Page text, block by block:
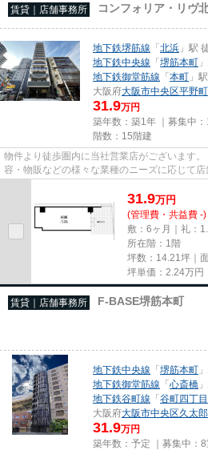
賃貸｜店舗事務所 コンフォリア・リヴ
地下鉄堺筋線 「北浜 」駅
地下鉄中央線 「堺筋本町
地下鉄御堂筋線 「本町 」
大阪府大阪市中央区平野町
31.9万円
築年数：築1年 ｜募集中：
階数：15階建
物件より徒歩圏内に当社営業店がございます
容・物販などの様々な業種のニーズに応じて店
尚、弊社ではおとり広告は一切...
31.9万円
(管理費・共益費 -)
敷：6ヶ月｜礼：
所在階：1階
坪数：14.21坪｜
坪単価： 2.24万円
賃貸｜店舗事務所 F-BASE堺筋本町
地下鉄中央線 「堺筋本町
地下鉄御堂筋線 「心斎橋
地下鉄谷町線 「谷町四丁目
大阪府大阪市中央区久太
31.9万円
築年数：予定 ｜募集中： 8